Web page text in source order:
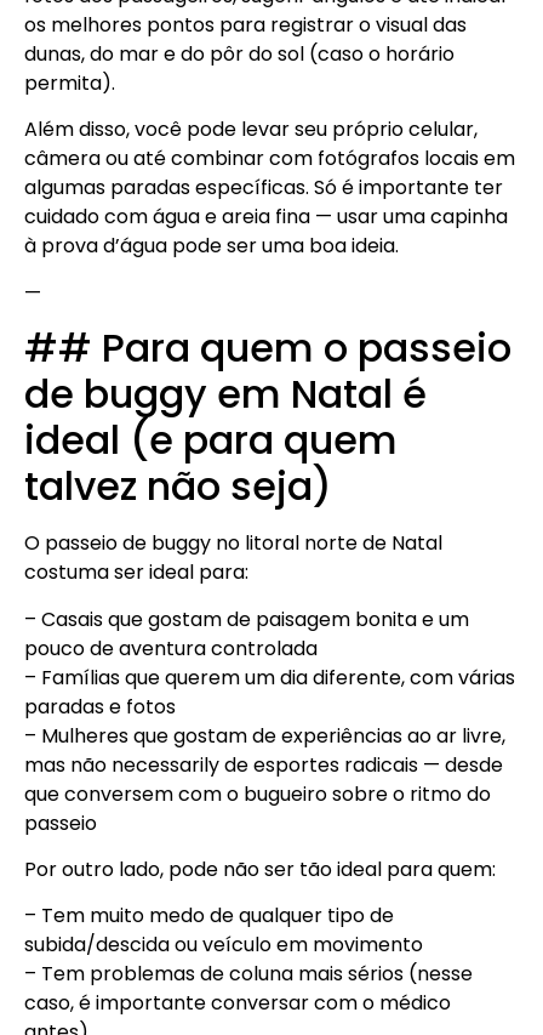
os melhores pontos para registrar o visual das
dunas, do mar e do pôr do sol (caso o horário
permita).
Além disso, você pode levar seu próprio celular,
câmera ou até combinar com fotógrafos locais em
algumas paradas específicas. Só é importante ter
cuidado com água e areia fina — usar uma capinha
à prova d’água pode ser uma boa ideia.
—
## Para quem o passeio
de buggy em Natal é
ideal (e para quem
talvez não seja)
O passeio de buggy no litoral norte de Natal
costuma ser ideal para:
– Casais que gostam de paisagem bonita e um
pouco de aventura controlada
– Famílias que querem um dia diferente, com várias
paradas e fotos
– Mulheres que gostam de experiências ao ar livre,
mas não necessarily de esportes radicais — desde
que conversem com o bugueiro sobre o ritmo do
passeio
Por outro lado, pode não ser tão ideal para quem:
– Tem muito medo de qualquer tipo de
subida/descida ou veículo em movimento
– Tem problemas de coluna mais sérios (nesse
caso, é importante conversar com o médico